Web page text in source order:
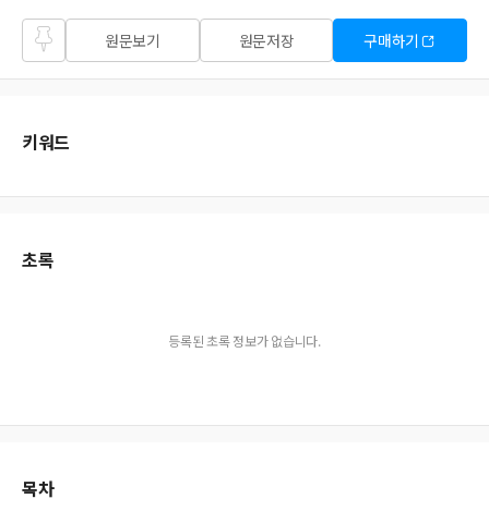
즐겨
찾기
원문보기 원문저장 구매하기
키워드
초록
등록된 초록 정보가 없습니다.
목차